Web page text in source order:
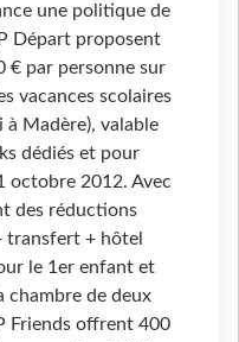
une politique de
Départ proposent
€ par personne sur
vacances scolaires
à Madère), valable
dédiés et pour
octobre 2012. Avec
des réductions
transfert + hôtel
le 1er enfant et
chambre de deux
Friends offrent 400